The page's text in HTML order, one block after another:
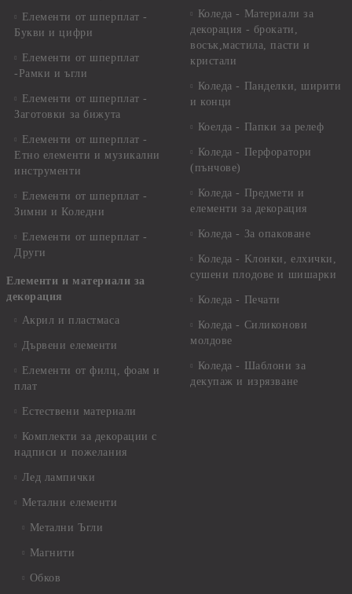
Елементи от шперплат -
Букви и цифри
Елементи от шперплат
-Рамки и ъгли
Елементи от шперплат -
Заготовки за бижута
Елементи от шперплат -
Етно елементи и музикални
инструменти
Елементи от шперплат -
Зимни и Коледни
Елементи от шперплат -
Други
Елементи и материали за
декорация
Акрил и пластмаса
Дървени елементи
Елементи от филц, фоам и
плат
Естествени материали
Комплекти за декорации с
надписи и пожелания
Лед лампички
Метални елементи
Метални Ъгли
Магнити
Обков
Коледа - Материали за
декорация - брокати,
восък,мастила, пасти и
кристали
Коледа - Панделки, ширити
и конци
Коелда - Папки за релеф
Коледа - Перфоратори
(пънчове)
Коледа - Предмети и
елементи за декорация
Коледа - За опаковане
Коледа - Kлонки, елхички,
сушени плодове и шишарки
Коледа - Печати
Коледа - Силиконови
молдове
Коледа - Шаблони за
декупаж и изрязване